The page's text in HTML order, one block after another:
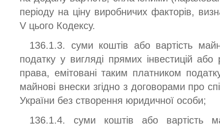
періоду на ціну виробничих факторів,
V цього Кодексу.
136.1.3. суми коштів або вартість
податку у вигляді прямих інвестицій або
права, емітовані таким платником
майнові внески згідно з договорами про
України без створення юридичної особи;
136.1.4. суми коштів або вартість